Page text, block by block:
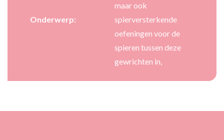
Onderwerp:
maar ook
spierversterkende
oefeningen voor de
spieren tussen deze
gewrichten in,